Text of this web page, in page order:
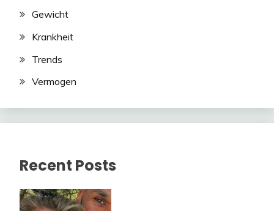
Gewicht
Krankheit
Trends
Vermogen
Recent Posts